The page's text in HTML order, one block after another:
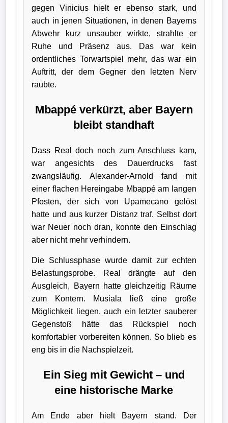
gegen Vinicius hielt er ebenso stark, und
auch in jenen Situationen, in denen Bayerns
Abwehr kurz unsauber wirkte, strahlte er
Ruhe und Präsenz aus. Das war kein
ordentliches Torwartspiel mehr, das war ein
Auftritt, der dem Gegner den letzten Nerv
raubte.
Mbappé verkürzt, aber Bayern
bleibt standhaft
Dass Real doch noch zum Anschluss kam,
war angesichts des Dauerdrucks fast
zwangsläufig. Alexander-Arnold fand mit
einer flachen Hereingabe Mbappé am langen
Pfosten, der sich von Upamecano gelöst
hatte und aus kurzer Distanz traf. Selbst dort
war Neuer noch dran, konnte den Einschlag
aber nicht mehr verhindern.
Die Schlussphase wurde damit zur echten
Belastungsprobe. Real drängte auf den
Ausgleich, Bayern hatte gleichzeitig Räume
zum Kontern. Musiala ließ eine große
Möglichkeit liegen, auch ein letzter sauberer
Gegenstoß hätte das Rückspiel noch
komfortabler vorbereiten können. So blieb es
eng bis in die Nachspielzeit.
Ein Sieg mit Gewicht – und
eine historische Marke
Am Ende aber hielt Bayern stand. Der